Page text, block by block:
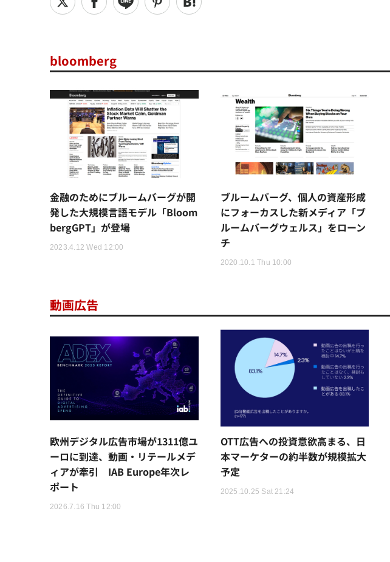
bloomberg
金融のためにブルームバーグが開
発した大規模言語モデル「Bloom
bergGPT」が登場
2023.4.12 Wed 12:00
ブルームバーグ、個人の資産形成
にフォーカスした新メディア「ブ
ルームバーグウェルス」をローン
チ
2020.10.1 Thu 10:00
動画広告
欧州デジタル広告市場が1311億ユ
ーロに到達、動画・リテールメデ
ィアが牽引 IAB Europe年次レ
ポート
2026.7.16 Thu 12:00
OTT広告への投資意欲高まる、日
本マーケターの約半数が規模拡大
予定
2025.10.25 Sat 21:24